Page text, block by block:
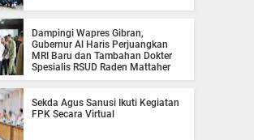
Dampingi Wapres Gibran,
Gubernur Al Haris Perjuangkan
MRI Baru dan Tambahan Dokter
Spesialis RSUD Raden Mattaher
Sekda Agus Sanusi Ikuti Kegiatan
FPK Secara Virtual